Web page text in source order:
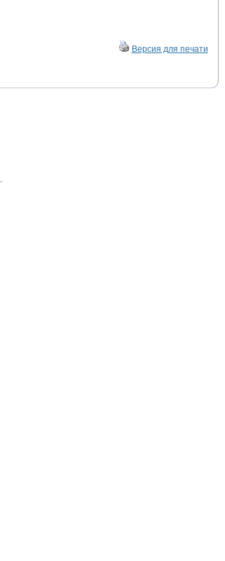
Версия для печати